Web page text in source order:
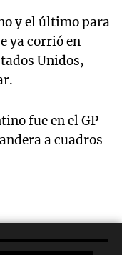
y el último para
ya corrió en
Unidos,
fue en el GP
a cuadros